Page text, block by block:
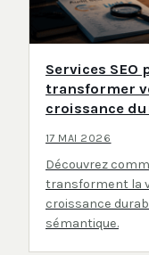
Services
transformer
croissance
17 MAI 2026
Découvrez
transforment la
croissance
sémantique.